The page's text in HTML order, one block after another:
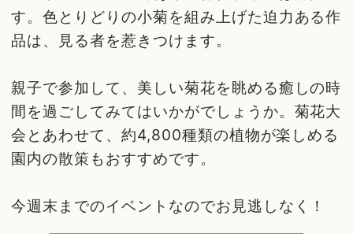
す。色とりどりの小菊を組み上げた迫力ある作
品は、見る者を惹きつけます。
親子で参加して、美しい菊花を眺める癒しの時
間を過ごしてみてはいかがでしょうか。菊花大
会とあわせて、約4,800種類の植物が楽しめる
園内の散策もおすすめです。
今週末までのイベントなのでお見逃しなく！